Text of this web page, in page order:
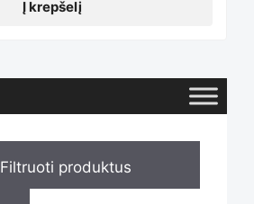
Į krepšelį
Filtruoti produktus